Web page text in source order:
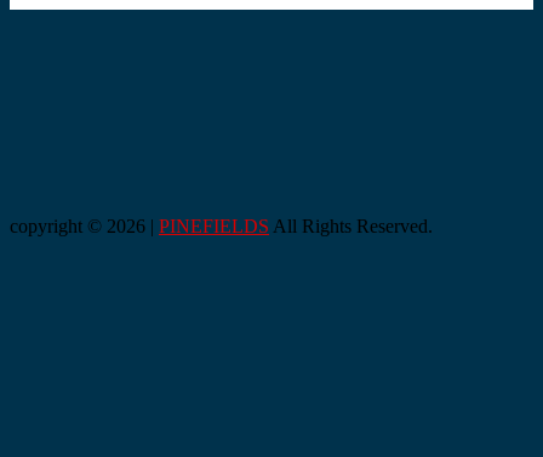
copyright © 2026 | PINEFIELDS All Rights Reserved.